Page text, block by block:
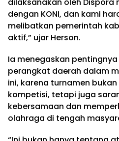
dengan KONI, dan kami
melibatkan pemerintah
aktif,” ujar Herson.
Ia menegaskan
perangkat daerah dalam
ini, karena turnamen
kompetisi, tetapi juga
kebersamaan dan
olahraga di tengah